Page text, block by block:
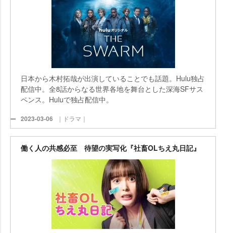
日本から木村拓哉が出演していることでも話題。Hulu独占
配信中。全8話からなる世界各地を舞台とした深海SFサス
ペンス。Huluで独占配信中。
2023-03-06 ｜ドラマ｜
働く人の共感必至 待望の実写化『社畜OLちえ丸日記』